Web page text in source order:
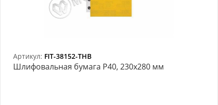
Артикул: FIT-38152-THB
Шлифовальная бумага P40, 230х280 мм